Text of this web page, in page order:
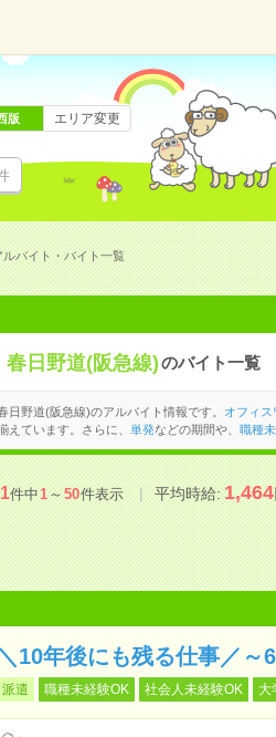
版 エリア変更
バイト・バイト一覧
春日野道(阪急線)のバイト一覧
日野道(阪急線)のアルバイト情報です。 オフィス
えています。さらに、
単発などの期間や、 職種
件中1～50件表示 平均時給:1,464
＼10年後にも残る仕事／～
派遣 職種未経験OK 社会人未経験OK 大